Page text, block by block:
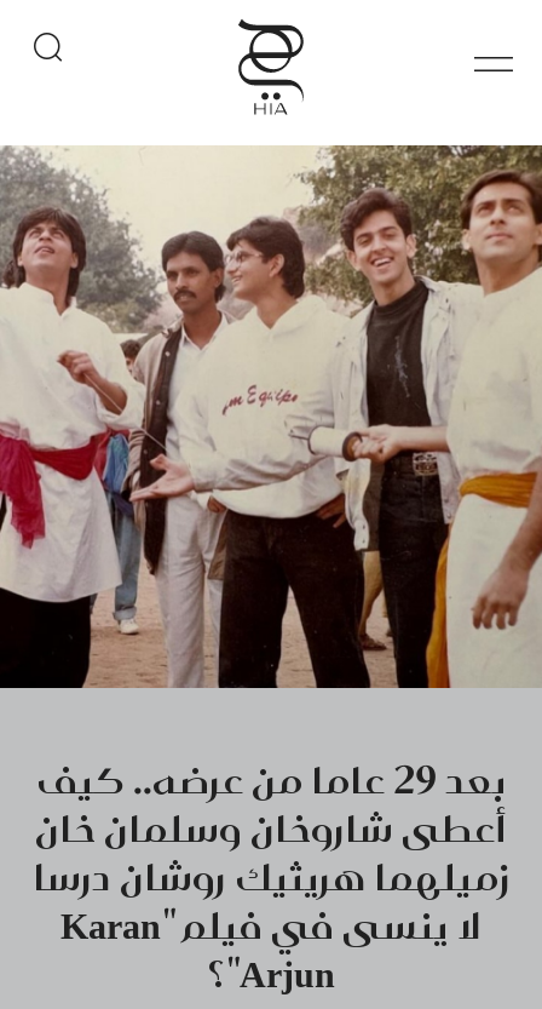
بعد 29 عاما من عرضه.. كيف
أعطى شاروخان وسلمان خان
زميلهما هريثيك روشان درسا
لا ينسى في فيلم "Karan
Arjun"؟